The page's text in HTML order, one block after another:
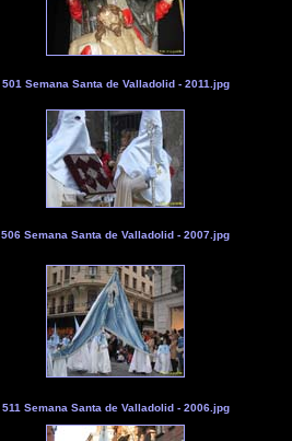
501 Semana Santa de Valladolid - 2011.jpg
506 Semana Santa de Valladolid - 2007.jpg
511 Semana Santa de Valladolid - 2006.jpg